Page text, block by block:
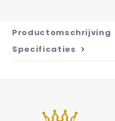
Productomschrijving
Specificaties